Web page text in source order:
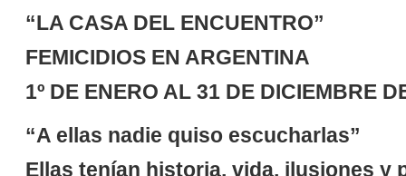
“LA CASA DEL ENCUENTRO”
FEMICIDIOS EN ARGENTINA
1º DE ENERO AL 31 DE DICIEMBRE
“A ellas nadie quiso escucharlas”
Ellas tenían historia, vida, ilusiones y